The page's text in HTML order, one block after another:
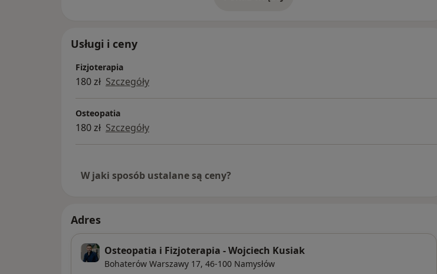
Osteopatii i Fizjoterapii w Namysłowie.
Usługi i ceny
Fizjoterapia
180 zł Szczegóły
Osteopatia
180 zł Szczegóły
W jaki sposób ustalane są ceny?
Adres
Osteopatia i Fizjoterapia - Wojciech Kusiak
Bohaterów Warszawy 17, 46-100 Namysłów